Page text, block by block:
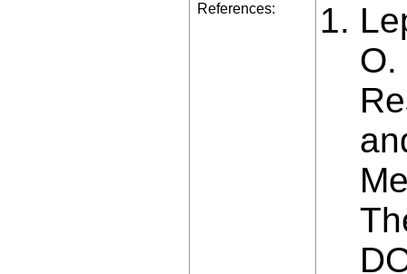
References:
O.